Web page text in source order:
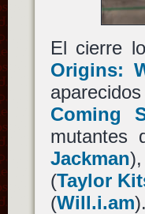
El cierre
Origins:
Coming
mutantes
Jackman),
(Taylor
(Will.i.am).